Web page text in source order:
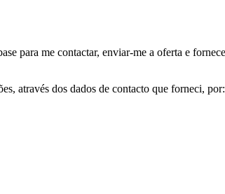
para me contactar, enviar-me a oferta e
através dos dados de contacto que forneci, por: